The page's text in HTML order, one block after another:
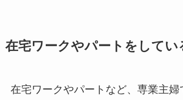
在宅ワークやパートをしてい
在宅ワークやパートなど、専業主婦